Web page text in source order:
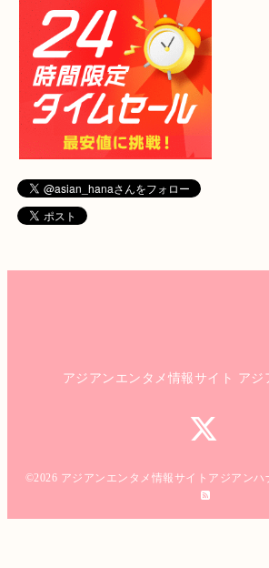
アジアンエンタメ情報サイト アジ
©2026 アジアンエンタメ情報サイトアジアンハ